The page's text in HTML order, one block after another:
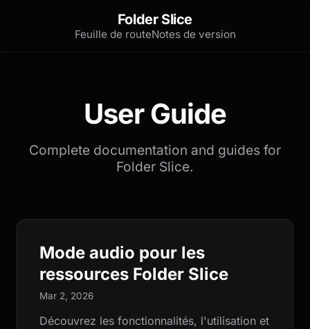
Folder Slice
Feuille de routeNotes de version
User Guide
Complete documentation and guides for
Folder Slice.
Mode audio pour les
ressources Folder Slice
Mar 2, 2026
Découvrez les fonctionnalités, l'utilisation et